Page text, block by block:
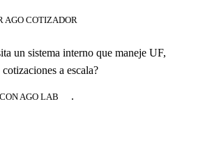
AGO COTIZADOR
un sistema interno que maneje UF,
a escala?
AGO LAB .